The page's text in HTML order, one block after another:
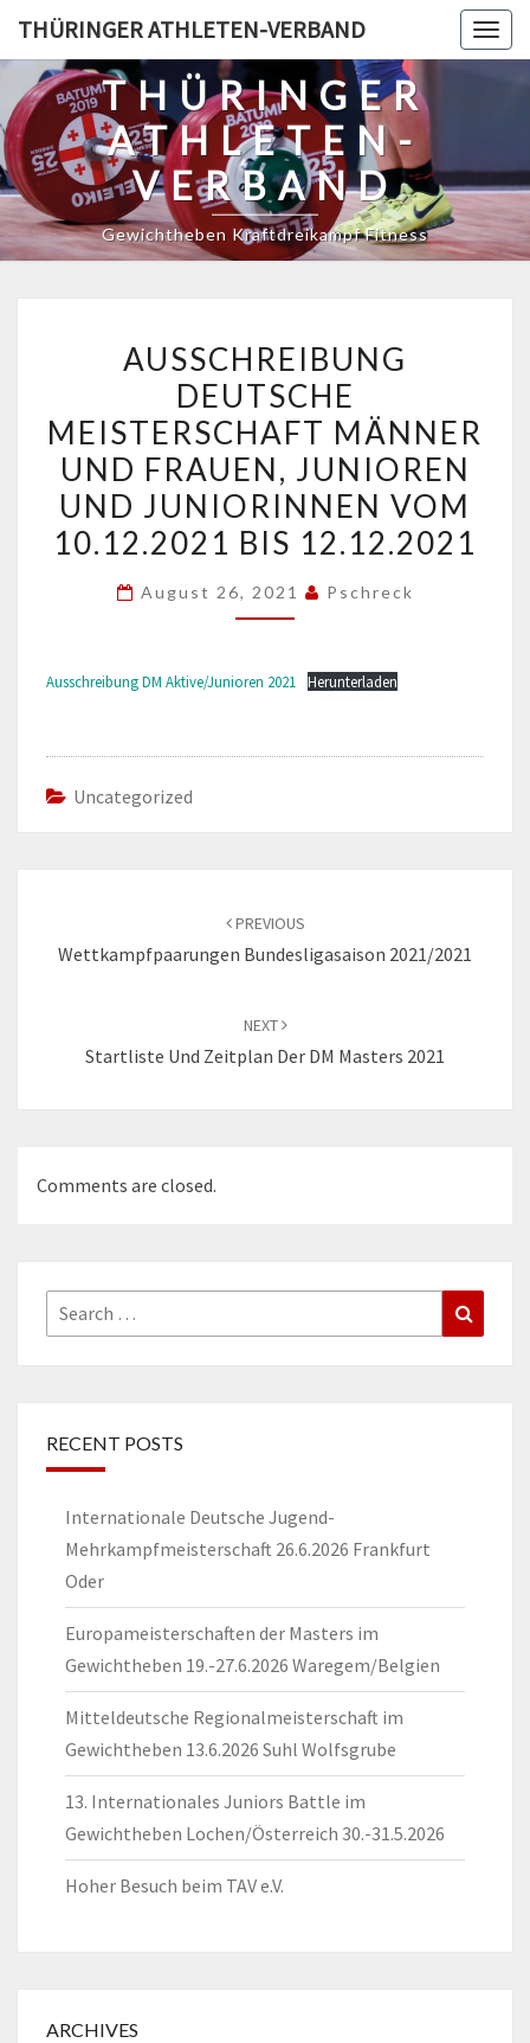
content
THÜRINGER ATHLETEN-VERBAND
THÜRINGER
ATHLETEN-
VERBAND
Gewichtheben Kraftdreikampf Fitness
DEUTSCHE
MEISTERSCHAFT
MÄNNER
UND
FRAUEN,
JUNIOREN
UND
JUNIORINNEN
VOM
BIS
AUSSCHREIBUNG
DEUTSCHE
MEISTERSCHAFT MÄNNER
UND FRAUEN, JUNIOREN
UND JUNIORINNEN VOM
10.12.2021 BIS 12.12.2021
August 26, 2021 Pschreck
Ausschreibung DM Aktive/Junioren 2021 Herunterladen
Uncategorized
PREVIOUS
Wettkampfpaarungen Bundesligasaison 2021/2021
NEXT
Startliste Und Zeitplan Der DM Masters 2021
Comments are closed.
Search
for:
RECENT POSTS
Internationale Deutsche Jugend-
Mehrkampfmeisterschaft 26.6.2026 Frankfurt
Oder
Europameisterschaften der Masters im
Gewichtheben 19.-27.6.2026 Waregem/Belgien
Mitteldeutsche Regionalmeisterschaft im
Gewichtheben 13.6.2026 Suhl Wolfsgrube
13. Internationales Juniors Battle im
Gewichtheben Lochen/Österreich 30.-31.5.2026
Hoher Besuch beim TAV e.V.
ARCHIVES